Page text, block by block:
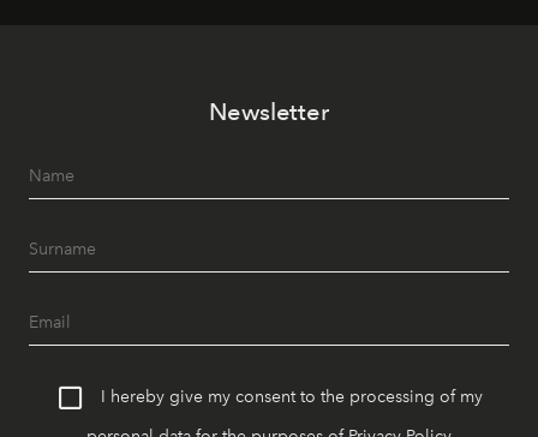
geceye taşıyarak her hafta farklı bir deneyim sunuyor.
Newsletter
I hereby give my consent to the processing of my